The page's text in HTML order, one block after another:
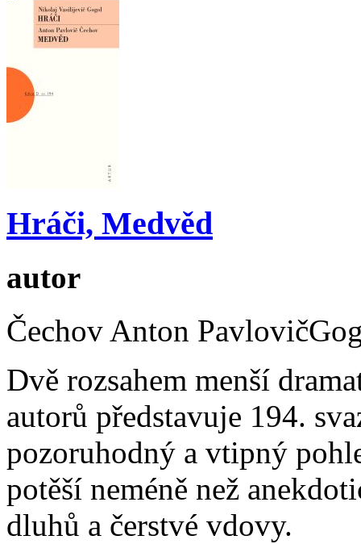
Hráči, Medvěd
autor
Čechov Anton
Dvě rozsahem menší
autorů představuje 194.
pozoruhodný a vtipný
potěší neméně než
dluhů a čerstvé vdovy.